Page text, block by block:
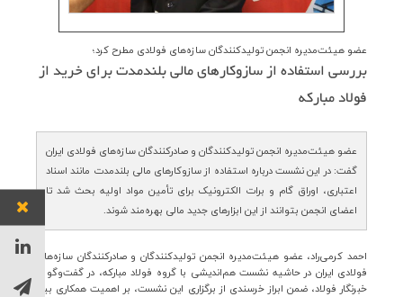
عضو هیئت‌مدیره انجمن تولیدکنندگان سازه‌های فولادی مطرح کرد؛
بررسی استفاده از سازوكارهای مالی بلندمدت برای خرید از
فولاد مباركه
عضو هیئت‌مدیره انجمن تولیدکنندگان و صادرکنندگان سازه‌های فولادی ایران
گفت: در این نشست درباره استفاده از سازوکارهای مالی بلندمدت مانند اسناد
اعتباری، اوراق گام و برات الکترونیک برای تأمین مواد اولیه بحث شد تا
اعضای انجمن بتوانند از این ابزارهای جدید مالی بهره‌مند شوند.
احمد کرمی‌راد، عضو هیئت‌مدیره انجمن تولیدکنندگان و صادرکنندگان سازه‌های
فولادی ایران در حاشیه نشست هم‌اندیشی با گروه فولاد مبارکه، در گفت‌وگو با
خبرنگار فولاد،ضمن ابراز خرسندی از برگزاری این نشست، بر اهمیت همکاری بین